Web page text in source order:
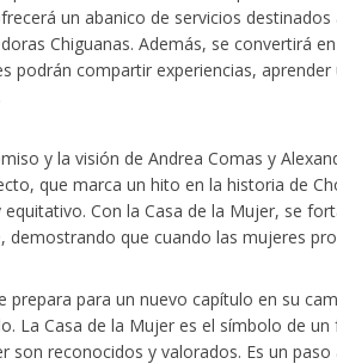
un abanico de servicios
Chiguanas. Además, se convertirá
podrán compartir experiencias,
y la visión de Andrea Comas y
que marca un hito en la historia de
equitativo. Con la Casa de la Mujer, se
demostrando que cuando las mujeres
prepara para un nuevo capítulo en su
La Casa de la Mujer es el símbolo de
son reconocidos y valorados. Es un